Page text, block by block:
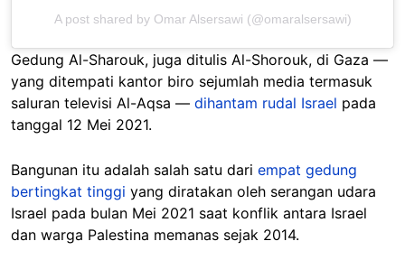
A post shared by Omar Alsersawi (@omaralsersawi)
Gedung Al-Sharouk, juga ditulis Al-Shorouk, di Gaza —
yang ditempati kantor biro sejumlah media termasuk
saluran televisi Al-Aqsa — dihantam rudal Israel pada
tanggal 12 Mei 2021.
Bangunan itu adalah salah satu dari empat gedung
bertingkat tinggi yang diratakan oleh serangan udara
Israel pada bulan Mei 2021 saat konflik antara Israel
dan warga Palestina memanas sejak 2014.